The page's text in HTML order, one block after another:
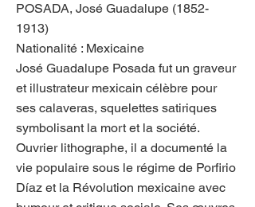
POSADA, José Guadalupe (1852-
1913)
Nationalité : Mexicaine
José Guadalupe Posada fut un graveur
et illustrateur mexicain célèbre pour
ses calaveras, squelettes satiriques
symbolisant la mort et la société.
Ouvrier lithographe, il a documenté la
vie populaire sous le régime de Porfirio
Díaz et la Révolution mexicaine avec